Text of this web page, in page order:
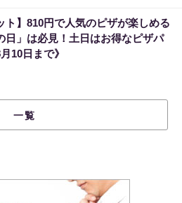
ト】810円で人気のピザが楽しめる
日」は必見！土日はお得なピザパ
10日まで》
一覧